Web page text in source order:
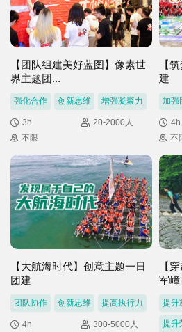
【团队组建美好蓝图】像素世
界主题团...
强化合作 创新思维 增强凝聚力
3h
20-2000人
不限
【
建
加强
4h
不
【大航海时代】创意主题一日
团建
团队协作 创新思维 提高执行力
4h
300-5000人
【
军嶂
提升
提升